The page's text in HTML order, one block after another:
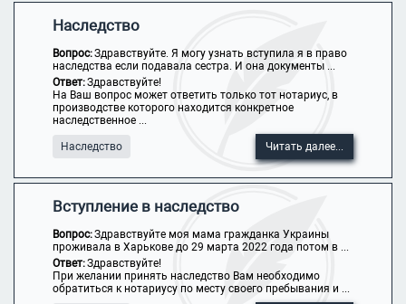
Наследство
Вопрос:Здравствуйте. Я могу узнать вступила я в право
наследства если подавала сестра. И она документы ...
Ответ:Здравствуйте!
На Ваш вопрос может ответить только тот нотариус, в
производстве которого находится конкретное
наследственное ...
Наследство Читать далее...
Вступление в наследство
Вопрос:Здравствуйте моя мама гражданка Украины
проживала в Харькове до 29 марта 2022 года потом в ...
Ответ:Здравствуйте!
При желании принять наследство Вам необходимо
обратиться к нотариусу по месту своего пребывания и ...